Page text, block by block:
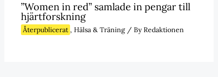
”Women in red” samlade in pengar till
hjärtforskning
Återpublicerat , Hälsa & Träning/ ByRedaktionen